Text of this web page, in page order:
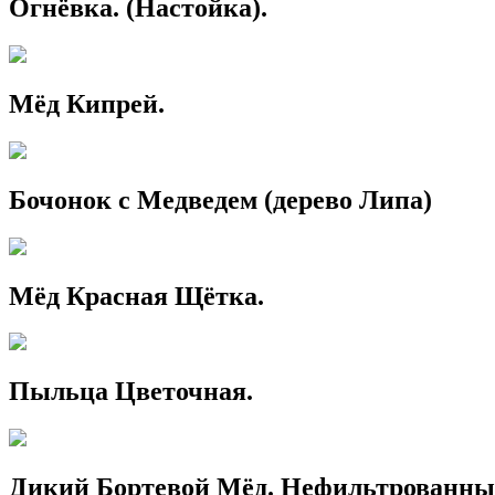
Огнёвка. (Настойка).
Мёд Кипрей.
Бочонок с Медведем (дерево Липа)
Мёд Красная Щётка.
Пыльца Цветочная.
Дикий Бортевой Мёд.